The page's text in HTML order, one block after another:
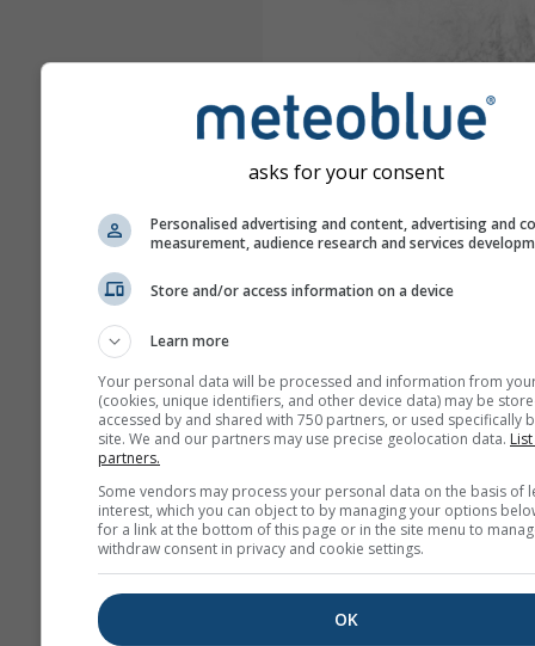
asks for your consent
Personalised advertising and content, advertising and
measurement, audience research and services
Store and/or access information on a device
Learn more
Your personal data will be processed and information from
(cookies, unique identifiers, and other device data) may be
accessed by and shared with 750 partners, or used specifically
site. We and our partners may use precise geolocation data.
partners.
Some vendors may process your personal data on the basis of
interest, which you can object to by managing your options
for a link at the bottom of this page or in the site menu to
withdraw consent in privacy and cookie settings.
OK